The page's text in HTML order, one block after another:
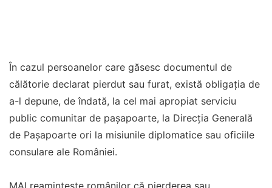
În cazul persoanelor care găsesc documentul de
călătorie declarat pierdut sau furat, există obligaţia de
a-l depune, de îndată, la cel mai apropiat serviciu
public comunitar de paşapoarte, la Direcţia Generală
de Paşapoarte ori la misiunile diplomatice sau oficiile
consulare ale României.
MAI reaminteşte românilor că pierderea sau